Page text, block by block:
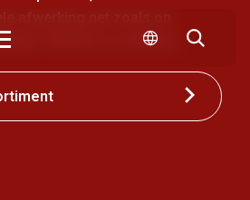
Seizoen na seizoen.